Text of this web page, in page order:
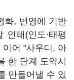
화, 번영에 기반
인태(인도·태평
어 "사우디, 아
한 단계 도약시
만들어낼 수 있